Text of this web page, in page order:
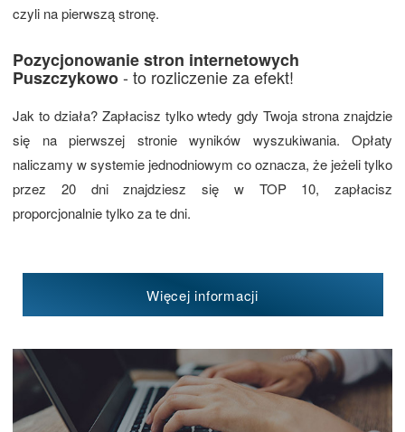
czyli na pierwszą stronę.
Pozycjonowanie stron internetowych
Puszczykowo- to rozliczenie za efekt!
Jak to działa? Zapłacisz tylko wtedy gdy Twoja strona znajdzie
się na pierwszej stronie wyników wyszukiwania. Opłaty
naliczamy w systemie jednodniowym co oznacza, że jeżeli tylko
przez 20 dni znajdziesz się w TOP 10, zapłacisz
proporcjonalnie tylko za te dni.
Więcej informacji